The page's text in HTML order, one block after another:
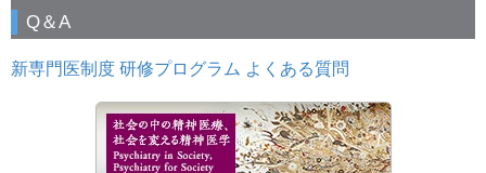
Q＆A
新専門医制度 研修プログラム よくある質問